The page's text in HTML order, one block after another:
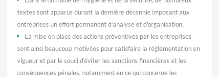
textes sont apparus durant la dernière décennie imposant aux
entreprises un effort permanent d'analyse et d'organisation.
La mise en place des actions préventives par les entreprises
sont ainsi beaucoup motivées pour satisfaire la réglementation en
vigueur et par le souci d’éviter les sanctions financières et les
conséquences pénales, notamment en ce qui concerne les